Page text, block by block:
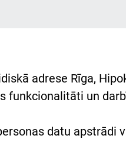
adrese Rīga,
funkcionalitāti un
datu apstrādi